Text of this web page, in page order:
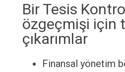
Bir Tesis
özgeçmişi için
çıkarımlar
Finansal yönetim